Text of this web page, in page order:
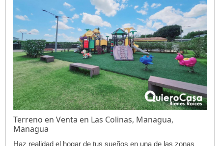
Terreno en Venta en Las Colinas, Managua,
Managua
Haz realidad el hogar de tus sueños en una de las zonas